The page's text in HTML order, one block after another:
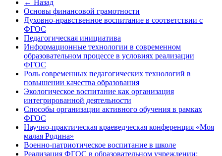
← Назад
Основы финансовой грамотности
Духовно-нравственное воспитание в соответствии с
ФГОС
Педагогическая инициатива
Информационные технологии в современном
образовательном процессе в условиях реализации
ФГОС
Роль современных педагогических технологий в
повышении качества образования
Экологическое воспитание как организация
интегрированной деятельности
Способы организации активного обучения в рамках
ФГОС
Научно-практическая краеведческая конференция «Моя
малая Родина»
Военно-патриотическое воспитание в школе
Реализация ФГОС в образовательном учреждении: